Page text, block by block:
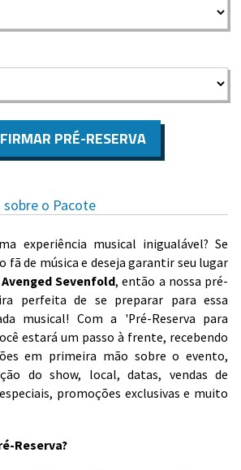
PRÉ-RESERVA
o Pacote
experiência musical inigualável? Se
fã de música e deseja garantir seu lugar
Avenged Sevenfold, então a nossa pré-
perfeita de se preparar para essa
musical! Com a 'Pré-Reserva para
estará um passo à frente, recebendo
em primeira mão sobre o evento,
do show, local, datas, vendas de
promoções exclusivas e muito
Reserva?